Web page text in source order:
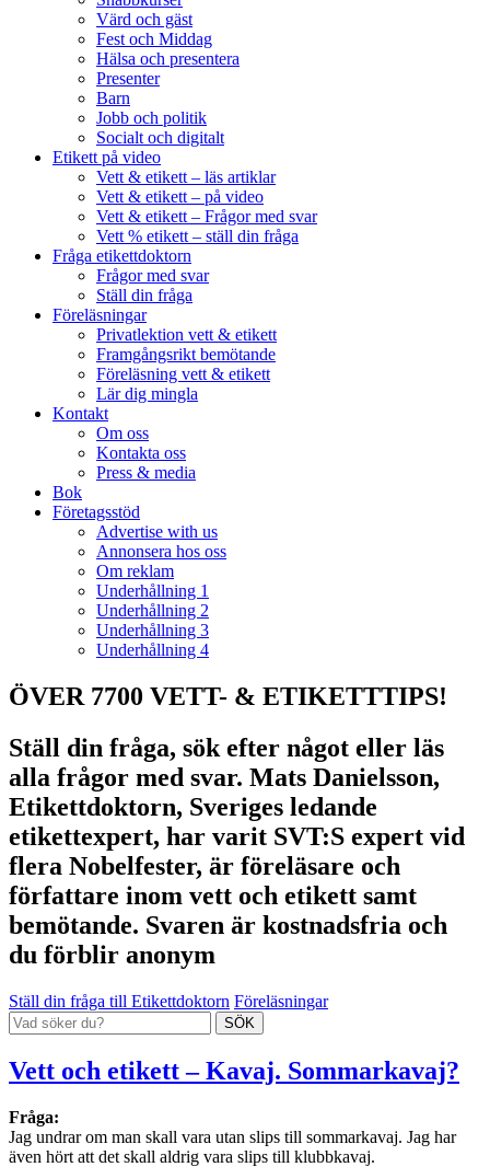
Värd och gäst
Fest och Middag
Hälsa och presentera
Presenter
Barn
Jobb och politik
Socialt och digitalt
Etikett på video
Vett & etikett – läs artiklar
Vett & etikett – på video
Vett & etikett – Frågor med svar
Vett % etikett – ställ din fråga
Fråga etikettdoktorn
Frågor med svar
Ställ din fråga
Föreläsningar
Privatlektion vett & etikett
Framgångsrikt bemötande
Föreläsning vett & etikett
Lär dig mingla
Kontakt
Om oss
Kontakta oss
Press & media
Bok
Företagsstöd
Advertise with us
Annonsera hos oss
Om reklam
Underhållning 1
Underhållning 2
Underhållning 3
Underhållning 4
ÖVER 7700 VETT- & ETIKETTTIPS!
Ställ din fråga, sök efter något eller läs
alla frågor med svar. Mats Danielsson,
Etikettdoktorn, Sveriges ledande
etikettexpert, har varit SVT:S expert vid
flera Nobelfester, är föreläsare och
författare inom vett och etikett samt
bemötande. Svaren är kostnadsfria och
du förblir anonym
Ställ din fråga till Etikettdoktorn Föreläsningar
Vett och etikett – Kavaj. Sommarkavaj?
Fråga:
Jag undrar om man skall vara utan slips till sommarkavaj. Jag har
även hört att det skall aldrig vara slips till klubbkavaj.